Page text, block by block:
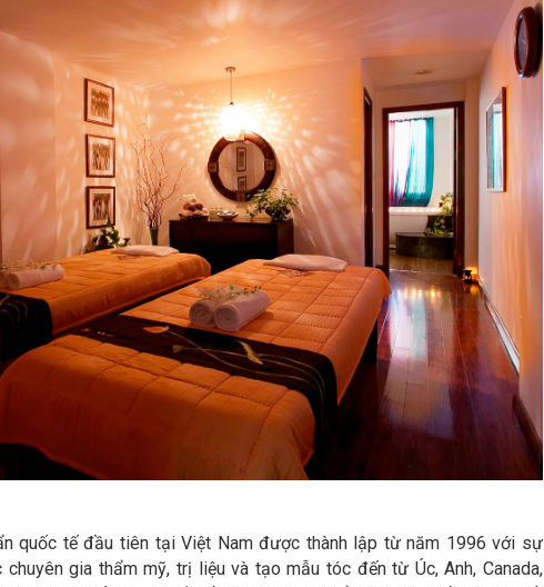
quốc tế đầu tiên tại Việt Nam được thành lập từ năm 1996 với sự
gia thẩm mỹ, trị liệu và tạo mẫu tóc đến từ Úc, Anh, Canada,